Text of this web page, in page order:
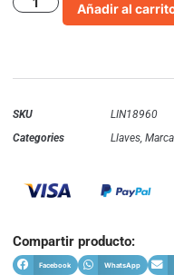
Añadir al
SKU
LIN18960
Categories
Llaves
Compartir producto:
Facebook WhatsApp